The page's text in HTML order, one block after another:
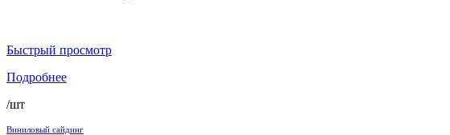
Быстрый просмотр
Подробнее
/шт
Виниловый сайдинг